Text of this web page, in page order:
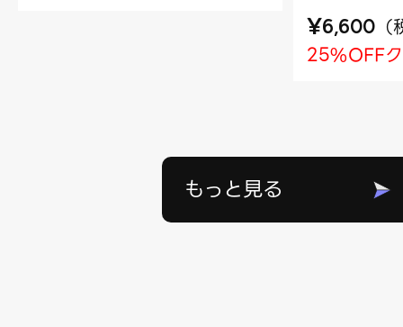
¥6,600 （
25%OFF
もっと見る